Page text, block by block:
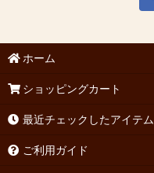
ホーム
ショッピングカート
最近チェックしたアイテム
ご利用ガイド